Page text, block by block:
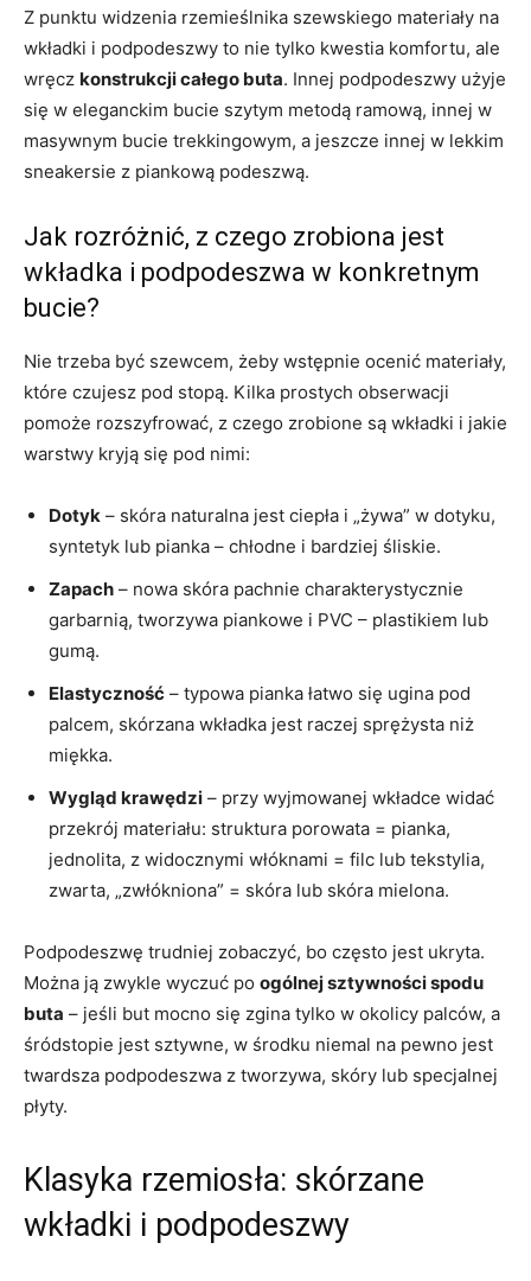
Z punktu widzenia rzemieślnika szewskiego materiały na
wkładki i podpodeszwy to nie tylko kwestia komfortu, ale
wręcz konstrukcji całego buta. Innej podpodeszwy użyje
się w eleganckim bucie szytym metodą ramową, innej w
masywnym bucie trekkingowym, a jeszcze innej w lekkim
sneakersie z piankową podeszwą.
Jak rozróżnić, z czego zrobiona jest
wkładka i podpodeszwa w konkretnym
bucie?
Nie trzeba być szewcem, żeby wstępnie ocenić materiały,
które czujesz pod stopą. Kilka prostych obserwacji
pomoże rozszyfrować, z czego zrobione są wkładki i jakie
warstwy kryją się pod nimi:
Dotyk – skóra naturalna jest ciepła i „żywa” w dotyku,
syntetyk lub pianka – chłodne i bardziej śliskie.
Zapach – nowa skóra pachnie charakterystycznie
garbarnią, tworzywa piankowe i PVC – plastikiem lub
gumą.
Elastyczność – typowa pianka łatwo się ugina pod
palcem, skórzana wkładka jest raczej sprężysta niż
miękka.
Wygląd krawędzi – przy wyjmowanej wkładce widać
przekrój materiału: struktura porowata = pianka,
jednolita, z widocznymi włóknami = filc lub tekstylia,
zwarta, „zwłókniona” = skóra lub skóra mielona.
Podpodeszwę trudniej zobaczyć, bo często jest ukryta.
Można ją zwykle wyczuć po ogólnej sztywności spodu
buta – jeśli but mocno się zgina tylko w okolicy palców, a
śródstopie jest sztywne, w środku niemal na pewno jest
twardsza podpodeszwa z tworzywa, skóry lub specjalnej
płyty.
Klasyka rzemiosła: skórzane
wkładki i podpodeszwy